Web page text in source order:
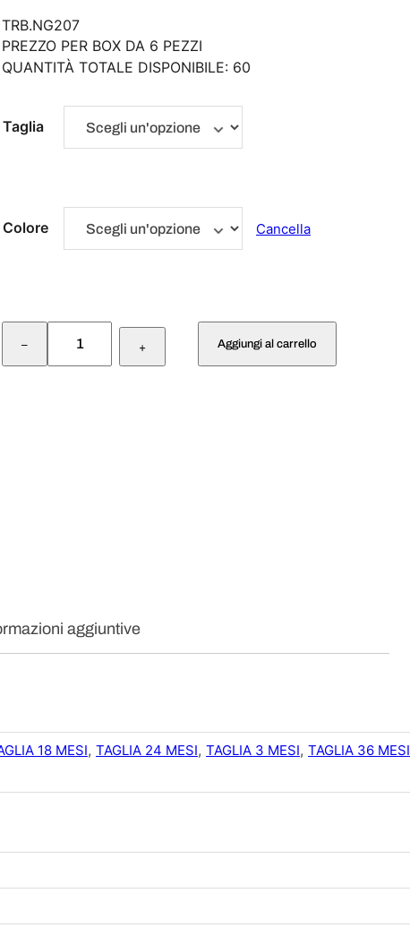
TRB.NG207
PREZZO PER BOX DA 6 PEZZI
QUANTITÀ TOTALE DISPONIBILE: 60
Taglia
Colore Cancella
–
B
D
A
L
T
O
E
a
t
t
+ Aggiungi al carrello
aggiuntive
18 MESI, TAGLIA 24 MESI, TAGLIA 3 MESI, TAGLIA 36 MESI